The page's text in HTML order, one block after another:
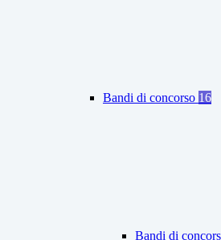
Bandi di concorso 16
Bandi di